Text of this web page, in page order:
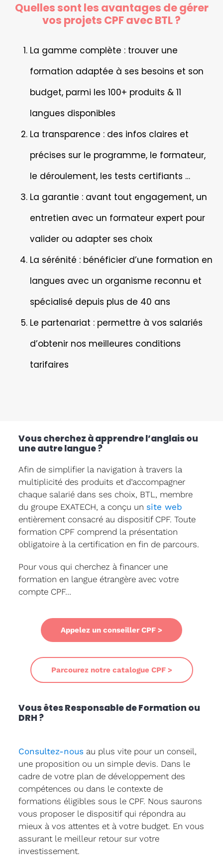
Quelles sont les avantages de gérer
vos projets CPF avec BTL ?
La gamme complète : trouver une
formation adaptée à ses besoins et son
budget, parmi les 100+ produits & 11
langues disponibles
La transparence : des infos claires et
précises sur le programme, le formateur,
le déroulement, les tests certifiants …
La garantie : avant tout engagement, un
entretien avec un formateur expert pour
valider ou adapter ses choix
La sérénité : bénéficier d’une formation en
langues avec un organisme reconnu et
spécialisé depuis plus de 40 ans
Le partenariat : permettre à vos salariés
d’obtenir nos meilleures conditions
tarifaires
Vous cherchez à apprendre l’anglais ou
une autre langue ?
Afin de simplifier la navigation à travers la
multiplicité des produits et d’accompagner
chaque salarié dans ses choix, BTL, membre
du groupe EXATECH, a conçu un site web
entièrement consacré au dispositif CPF. Toute
formation CPF comprend la présentation
obligatoire à la certification en fin de parcours.
Pour vous qui cherchez à financer une
formation en langue étrangère avec votre
compte CPF…
Appelez un conseiller CPF >
Parcourez notre catalogue CPF >
Vous êtes Responsable de Formation ou
DRH ?
Consultez-nous au plus vite pour un conseil,
une proposition ou un simple devis. Dans le
cadre de votre plan de développement des
compétences ou dans le contexte de
formations éligibles sous le CPF. Nous saurons
vous proposer le dispositif qui répondra au
mieux à vos attentes et à votre budget. En vous
assurant le meilleur retour sur votre
investissement.